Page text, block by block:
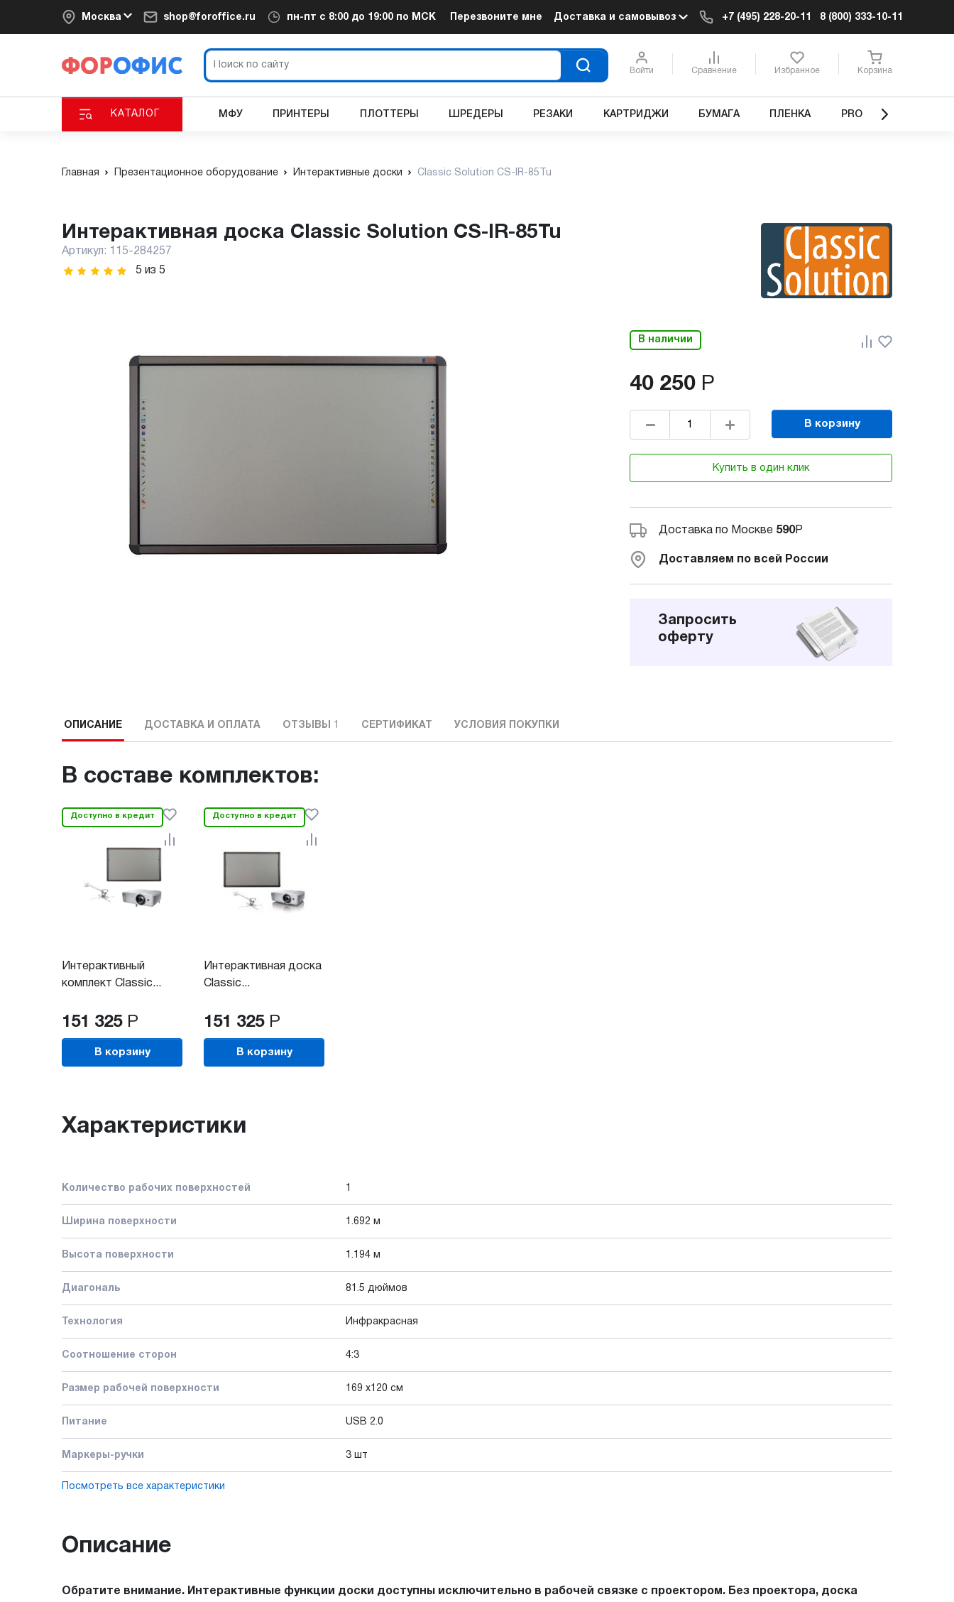
Москва shop@foroffice.ru пн-пт с 8:00 до 19:00 по МСК Перезвоните мне Доставка и самовывоз +7 (495) 228-20-11 8 (800) 333-10-11
Войти Сравнение Избранное Корзина
КАТАЛОГ МФУ ПРИНТЕРЫ ПЛОТТЕРЫ ШРЕДЕРЫ РЕЗАКИ КАРТРИДЖИ БУМАГА ПЛЕНКА PRO
Главная Презентационное оборудование Интерактивные доски Classic Solution CS-IR-85Tu
Интерактивная доска Classic Solution CS-IR-85Tu
Артикул:
115-284257
5 из 5
В наличии
40 250 Р
В корзину
Купить в один клик
Доставка по Москве 590Р
Доставляем по всей России
Запросить
оферту
ОПИСАНИЕ ДОСТАВКА И ОПЛАТА ОТЗЫВЫ СЕРТИФИКАТ УСЛОВИЯ ПОКУПКИ
В составе комплектов:
Доступно в кредит
Интерактивный
комплект Classic...
151 325 Р
В корзину
Доступно в кредит
Интерактивная доска
Classic...
151 325 Р
В корзину
Характеристики
Количество рабочих поверхностей 1
Ширина поверхности 1.692 м
Высота поверхности 1.194 м
Диагональ 81.5 дюймов
Технология Инфракрасная
Соотношение сторон 4:3
Размер рабочей поверхности 169 x120 см
Питание USB 2.0
Маркеры-ручки 3 шт
Посмотреть все характеристики
Описание
Обратите внимание. Интерактивные функции доски доступны исключительно в рабочей связке с проектором. Без проектора, доска